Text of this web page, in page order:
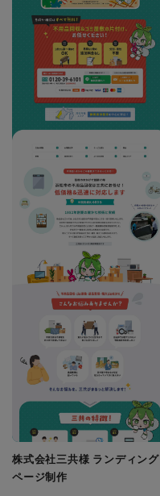
株式会社三共様 ランディング
ページ制作